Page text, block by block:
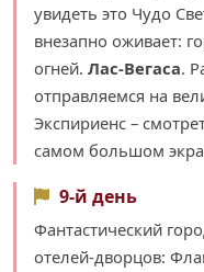
увидеть это Чудо
внезапно оживает:
огней. Лас-Вегаса.
отправляемся на
Экспириенс –
самом большом
9-й день
Фантастический
отелей-дворцов: